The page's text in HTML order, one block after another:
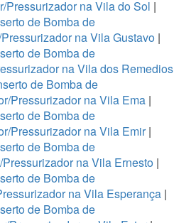
Pressurizador na Vila do Sol |
de Bomba de
na Vila Gustavo |
de Bomba de
na Vila dos Remedios
de Bomba de
Pressurizador na Vila Ema |
de Bomba de
Pressurizador na Vila Emir|
de Bomba de
na Vila Ernesto |
de Bomba de
na Vila Esperança |
de Bomba de